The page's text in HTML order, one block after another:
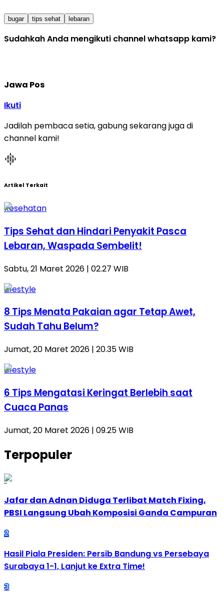
bugar tips sehat lebaran
Sudahkah Anda mengikuti channel whatsapp kami?
Jawa Pos
Ikuti
Jadilah pembaca setia, gabung sekarang juga di
channel kami!
Artikel Terkait
Kesehatan
Tips Sehat dan Hindari Penyakit Pasca
Lebaran, Waspada Sembelit!
Sabtu, 21 Maret 2026 | 02.27 WIB
Lifestyle
8 Tips Menata Pakaian agar Tetap Awet,
Sudah Tahu Belum?
Jumat, 20 Maret 2026 | 20.35 WIB
Lifestyle
6 Tips Mengatasi Keringat Berlebih saat
Cuaca Panas
Jumat, 20 Maret 2026 | 09.25 WIB
Terpopuler
1
Jafar dan Adnan Diduga Terlibat Match Fixing,
PBSI Langsung Ubah Komposisi Ganda Campuran
2
Hasil Piala Presiden: Persib Bandung vs Persebaya
Surabaya 1-1, Lanjut ke Extra Time!
3